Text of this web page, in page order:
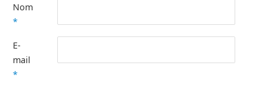
Nom
*
E-
mail
*